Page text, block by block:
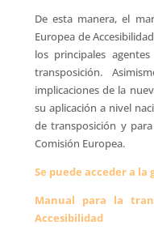
De esta manera, el
Europea de
los principales
transposición.
implicaciones de la
su aplicación a nivel
de transposición y
Comisión Europea.
Se puede acceder a
Manual para la
Accesibilidad